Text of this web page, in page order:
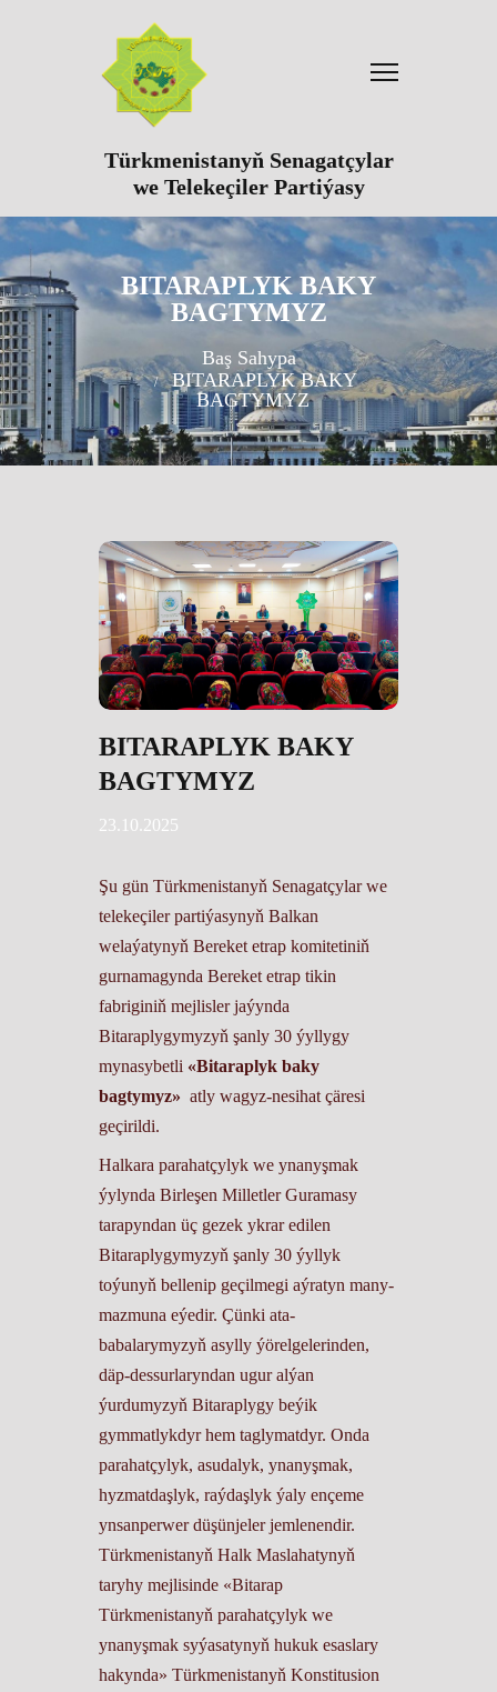
Türkmenistanyň Senagatçylar
we Telekeçiler Partiýasy
BITARAPLYK BAKY
BAGTYMYZ
Baş Sahypa
BITARAPLYK BAKY
BAGTYMYZ
BITARAPLYK BAKY
BAGTYMYZ
23.10.2025
Şu gün Türkmenistanyň Senagatçylar we
telekeçiler partiýasynyň Balkan
welaýatynyň Bereket etrap komitetiniň
gurnamagynda Bereket etrap tikin
fabriginiň mejlisler jaýynda
Bitaraplygymyzyň şanly 30 ýyllygy
mynasybetli «Bitaraplyk baky
bagtymyz» atly wagyz-nesihat çäresi
geçirildi.
Halkara parahatçylyk we ynanyşmak
ýylynda Birleşen Milletler Guramasy
tarapyndan üç gezek ykrar edilen
Bitaraplygymyzyň şanly 30 ýyllyk
toýunyň bellenip geçilmegi aýratyn many-
mazmuna eýedir. Çünki ata-
babalarymyzyň asylly ýörelgelerinden,
däp-dessurlaryndan ugur alýan
ýurdumyzyň Bitaraplygy beýik
gymmatlykdyr hem taglymatdyr. Onda
parahatçylyk, asudalyk, ynanyşmak,
hyzmatdaşlyk, raýdaşlyk ýaly ençeme
ynsanperwer düşünjeler jemlenendir.
Türkmenistanyň Halk Maslahatynyň
taryhy mejlisinde «Bitarap
Türkmenistanyň parahatçylyk we
ynanyşmak syýasatynyň hukuk esaslary
hakynda» Türkmenistanyň Konstitusion